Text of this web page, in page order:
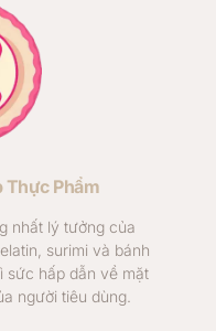
Thực Phẩm
nhất lý tưởng của
surimi và bánh
sức hấp dẫn về mặt
người tiêu dùng.